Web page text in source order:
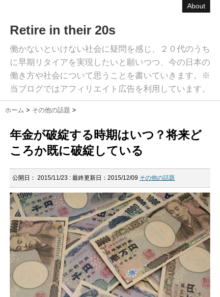
About
Retire in their 20s
働かないといけない社会に疑問を感じ、２０代のうち
に早期リタイアを実現したいと願いつつ、今の日本の
働き方や社会について思うことを書いていきます。※
当ブログではアフィリエイト広告を利用しています。
ホーム > その他の話題 >
年金が破綻する時期はいつ？将来ど
ころか既に破綻している
公開日： 2015/11/23 : 最終更新日：2015/12/09 その他の話題